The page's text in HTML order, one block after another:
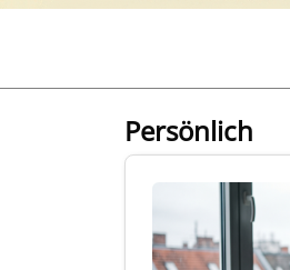
Persönlich